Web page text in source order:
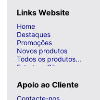
Links Website
Home
Destaques
Promoções
Novos produtos
Todos os produtos...
Estrutura Site
Apoio ao Cliente